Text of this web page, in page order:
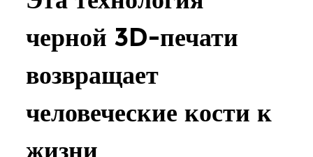
черной 3D-печати
возвращает
человеческие кости к
жизни